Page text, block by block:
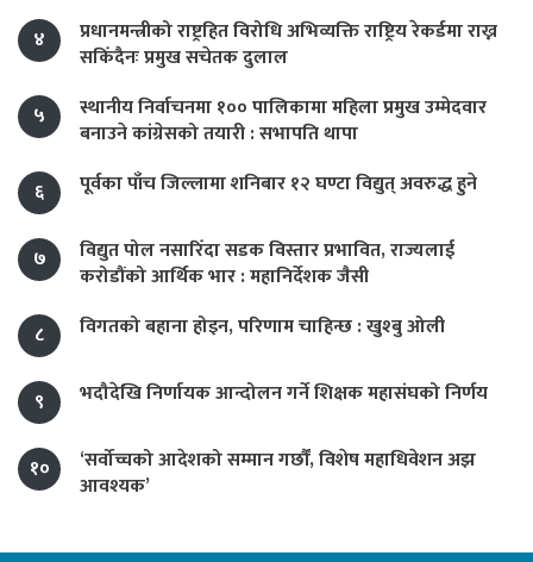
४
प्रधानमन्त्रीको राष्ट्रहित विरोधि अभिव्यक्ति राष्ट्रिय रेकर्डमा राख्न
सकिँदैनः प्रमुख सचेतक दुलाल
५
स्थानीय निर्वाचनमा १०० पालिकामा महिला प्रमुख उम्मेदवार
बनाउने कांग्रेसको तयारी : सभापति थापा
६
पूर्वका पाँच जिल्लामा शनिबार १२ घण्टा विद्युत् अवरुद्ध हुने
७
विद्युत पोल नसारिँदा सडक विस्तार प्रभावित, राज्यलाई
करोडौंको आर्थिक भार : महानिर्देशक जैसी
८
विगतको बहाना होइन, परिणाम चाहिन्छ : खुश्बु ओली
९ भदौदेखि निर्णायक आन्दोलन गर्ने शिक्षक महासंघको निर्णय
१०
‘सर्वोच्चको आदेशको सम्मान गर्छौं, विशेष महाधिवेशन अझ
आवश्यक’